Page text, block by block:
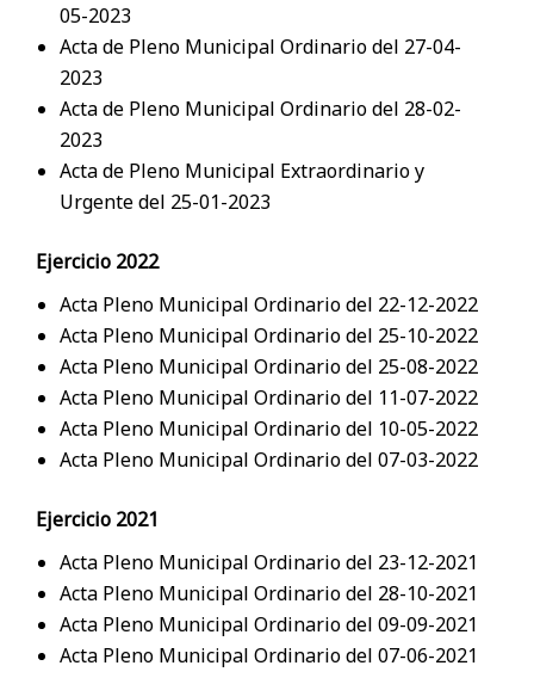
05-2023
Acta de Pleno Municipal Ordinario del 27-04-
2023
Acta de Pleno Municipal Ordinario del 28-02-
2023
Acta de Pleno Municipal Extraordinario y
Urgente del 25-01-2023
Ejercicio 2022
Acta Pleno Municipal Ordinario del 22-12-2022
Acta Pleno Municipal Ordinario del 25-10-2022
Acta Pleno Municipal Ordinario del 25-08-2022
Acta Pleno Municipal Ordinario del 11-07-2022
Acta Pleno Municipal Ordinario del 10-05-2022
Acta Pleno Municipal Ordinario del 07-03-2022
Ejercicio 2021
Acta Pleno Municipal Ordinario del 23-12-2021
Acta Pleno Municipal Ordinario del 28-10-2021
Acta Pleno Municipal Ordinario del 09-09-2021
Acta Pleno Municipal Ordinario del 07-06-2021